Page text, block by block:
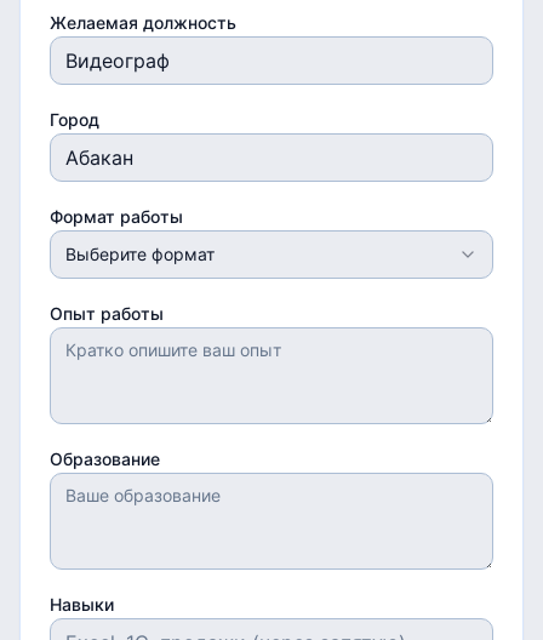
Желаемая должность
Город
Формат работы
Выберите формат
Опыт работы
Образование
Навыки